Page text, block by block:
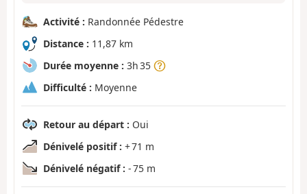
Activité : Randonnée Pédestre
Distance : 11,87 km
Durée moyenne : 3h 35
Difficulté : Moyenne
Retour au départ : Oui
Dénivelé positif : + 71 m
Dénivelé négatif : - 75 m